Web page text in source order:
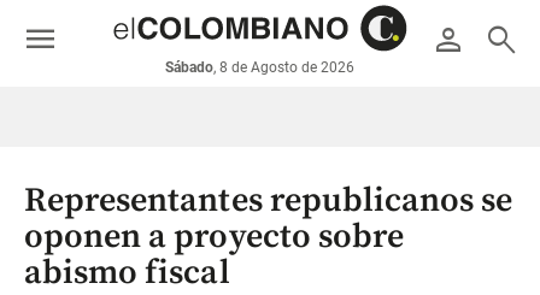
económicos
Colombia
person search
Sábado, 8 de Agosto de 2026
menu
Representantes republicanos se
oponen a proyecto sobre
abismo fiscal